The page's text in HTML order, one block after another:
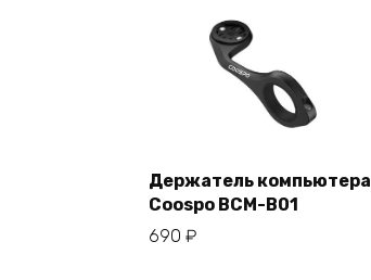
Держатель компьютера
Coospo BCM-B01
690 ₽